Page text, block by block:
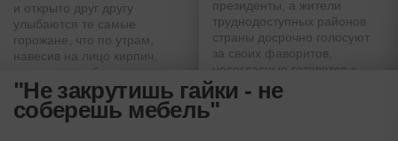
и открыто друг другу
улыбаются те самые
горожане, что по утрам,
навесив на лицо кирпич,
спешат на работу
президенты, а жители
труднодоступных районов
страны досрочно голосуют
за своих фаворитов,
несогласные готовятся к
проведению массовых акций
протеста
"Не закрутишь гайки - не
соберешь мебель"